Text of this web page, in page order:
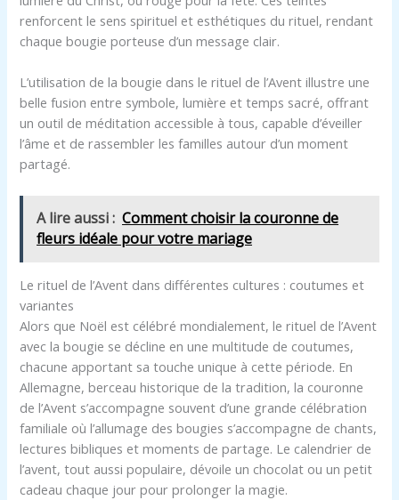
renforcent le sens spirituel et esthétiques du rituel, rendant
chaque bougie porteuse d’un message clair.
L’utilisation de la bougie dans le rituel de l’Avent illustre une
belle fusion entre symbole, lumière et temps sacré, offrant
un outil de méditation accessible à tous, capable d’éveiller
l’âme et de rassembler les familles autour d’un moment
partagé.
A lire aussi : Comment choisir la couronne de
fleurs idéale pour votre mariage
Le rituel de l’Avent dans différentes cultures : coutumes et
variantes
Alors que Noël est célébré mondialement, le rituel de l’Avent
avec la bougie se décline en une multitude de coutumes,
chacune apportant sa touche unique à cette période. En
Allemagne, berceau historique de la tradition, la couronne
de l’Avent s’accompagne souvent d’une grande célébration
familiale où l’allumage des bougies s’accompagne de chants,
lectures bibliques et moments de partage. Le calendrier de
l’avent, tout aussi populaire, dévoile un chocolat ou un petit
cadeau chaque jour pour prolonger la magie.